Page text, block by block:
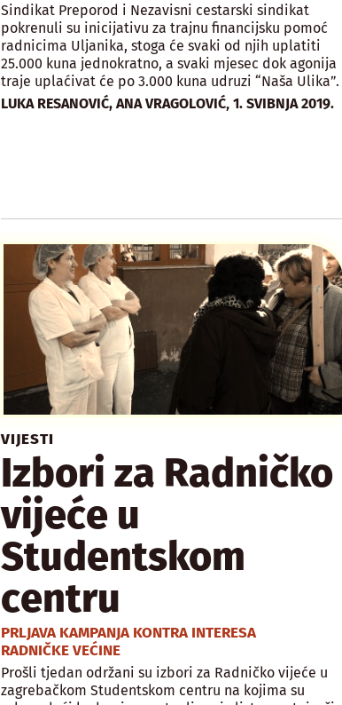
Sindikat Preporod i Nezavisni cestarski sindikat
pokrenuli su inicijativu za trajnu financijsku pomoć
radnicima Uljanika, stoga će svaki od njih uplatiti
25.000 kuna jednokratno, a svaki mjesec dok agonija
traje uplaćivat će po 3.000 kuna udruzi “Naša Ulika”.
LUKA RESANOVIĆ, ANA VRAGOLOVIĆ,1. SVIBNJA 2019.
VIJESTI
Izbori za Radničko
vijeće u
Studentskom
centru
PRLJAVA KAMPANJA KONTRA INTERESA
RADNIČKE VEĆINE
Prošli tjedan održani su izbori za Radničko vijeće u
zagrebačkom Studentskom centru na kojima su